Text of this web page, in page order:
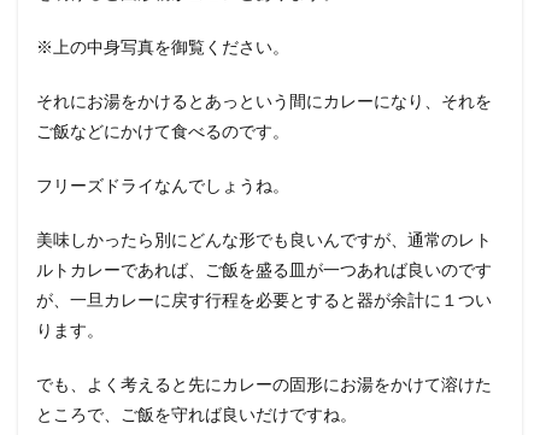
※上の中身写真を御覧ください。
それにお湯をかけるとあっという間にカレーになり、それを
ご飯などにかけて食べるのです。
フリーズドライなんでしょうね。
美味しかったら別にどんな形でも良いんですが、通常のレト
ルトカレーであれば、ご飯を盛る皿が一つあれば良いのです
が、一旦カレーに戻す行程を必要とすると器が余計に１つい
ります。
でも、よく考えると先にカレーの固形にお湯をかけて溶けた
ところで、ご飯を守れば良いだけですね。